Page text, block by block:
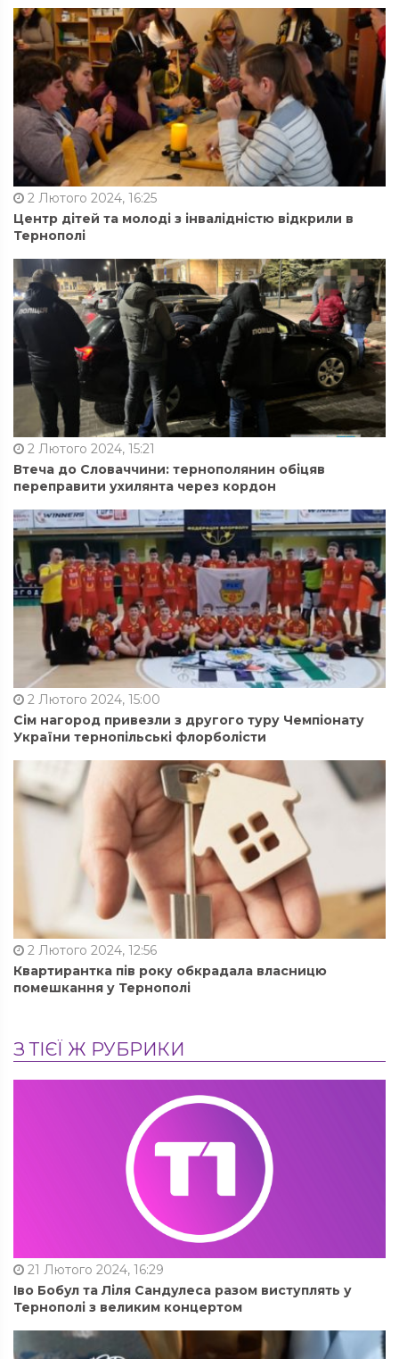
2 Лютого 2024, 16:25
Центр дітей та молоді з інвалідністю відкрили в
Тернополі
2 Лютого 2024, 15:21
Втеча до Словаччини: тернополянин обіцяв
переправити ухилянта через кордон
2 Лютого 2024, 15:00
Сім нагород привезли з другого туру Чемпіонату
України тернопільські флорболісти
2 Лютого 2024, 12:56
Квартирантка пів року обкрадала власницю
помешкання у Тернополі
З ТІЄЇ Ж РУБРИКИ
21 Лютого 2024, 16:29
Іво Бобул та Ліля Сандулеса разом виступлять у
Тернополі з великим концертом